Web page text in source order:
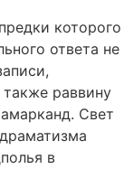
которого
ответа не
раввину
Свет
в